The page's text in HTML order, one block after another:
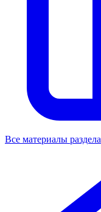
Все материалы раздела